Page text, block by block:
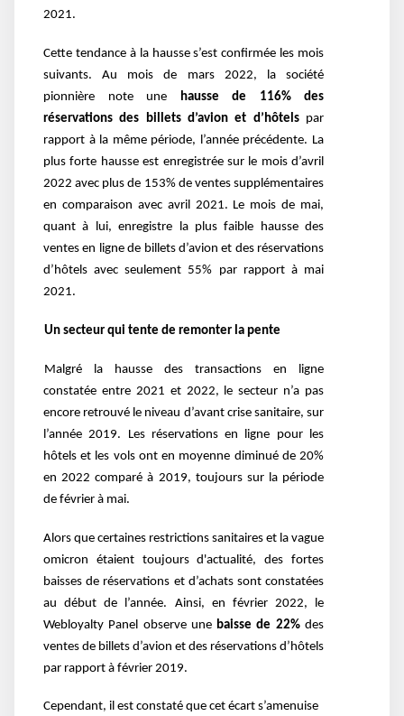
2021.
Cette tendance à la hausse s’est confirmée les mois
suivants. Au mois de mars 2022, la société
pionnière note une hausse de 116% des
réservations des billets d’avion et d’hôtelspar
rapport à la même période, l’année précédente. La
plus forte hausse est enregistrée sur le mois d’avril
2022 avec plus de 153% de ventes supplémentaires
en comparaison avec avril 2021. Le mois de mai,
quant à lui, enregistre la plus faible hausse des
ventes en ligne de billets d’avion et des réservations
d’hôtels avec seulement 55% par rapport à mai
2021.
Un secteur qui tente de remonter la pente
Malgré la hausse des transactions en ligne
constatée entre 2021 et 2022, le secteur n’a pas
encore retrouvé le niveau d’avant crise sanitaire, sur
l’année 2019. Les réservations en ligne pour les
hôtels et les vols ont en moyenne diminué de 20%
en 2022 comparé à 2019, toujours sur la période
de février à mai.
Alors que certaines restrictions sanitaires et la vague
omicron étaient toujours d'actualité, des fortes
baisses de réservations et d’achats sont constatées
au début de l’année. Ainsi, en février 2022, le
Webloyalty Panel observe unebaisse de 22%des
ventes de billets d’avion et des réservations d’hôtels
par rapport à février 2019.
Cependant, il est constaté que cet écart s’amenuise